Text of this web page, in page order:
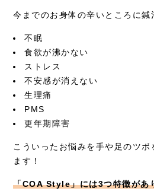
今までのお身体の辛いところに鍼
不眠
食欲が沸かない
ストレス
不安感が消えない
生理痛
PMS
更年期障害
こういったお悩みを手や足のツボ
ます！
「COA Style」には3つ特徴があ